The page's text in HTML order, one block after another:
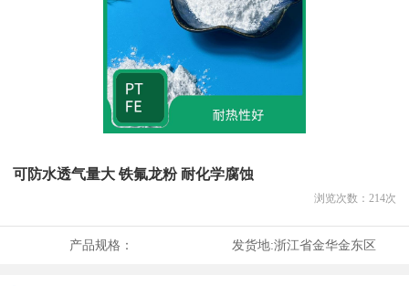
可防水透气量大 铁氟龙粉 耐化学腐蚀
浏览次数： 214次
产品规格： 发货地:浙江省金华金东区